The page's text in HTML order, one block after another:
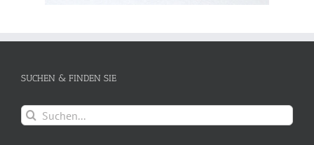
SUCHEN & FINDEN SIE
Suche
nach: